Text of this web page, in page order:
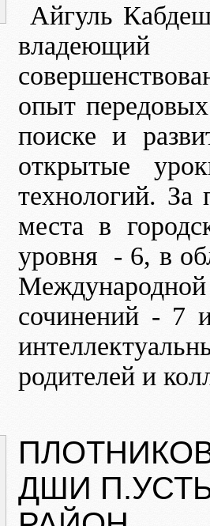
Айгуль
опыт
поиске и
открытые
технологий. За
места в
уровня - 6, в
Международной
сочинений - 7
родителей и
ДШИ